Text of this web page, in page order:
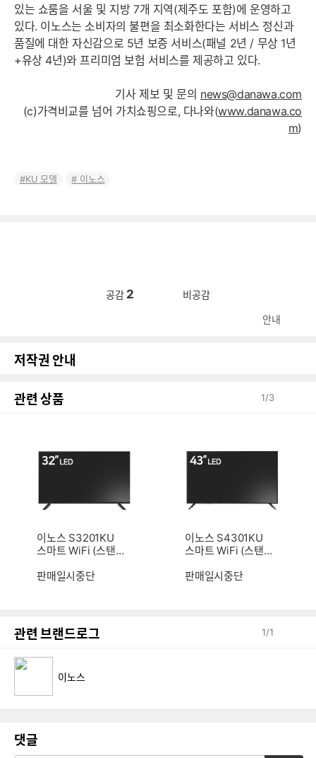
있는 쇼룸을 서울 및 지방 7개 지역(제주도 포함)에 운영하고
있다. 이노스는 소비자의 불편을 최소화한다는 서비스 정신과
품질에 대한 자신감으로 5년 보증 서비스(패널 2년 / 무상 1년
+유상 4년)와 프리미엄 보험 서비스를 제공하고 있다.
기사 제보 및 문의 news@danawa.com
(c)가격비교를 넘어 가치쇼핑으로, 다나와(www.danawa.co
m)
KU 모델 이노스
공감 2 비공감
안내
저작권 안내
관련 상품 1/3
이노스 S3201KU
스마트 WiFi (스탠
판매일시중단
이노스 S4301KU
스마트 WiFi (스탠
판매일시중단
관련 브랜드로그 1/1
이노스
댓글